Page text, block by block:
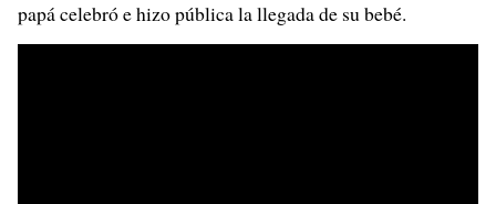
papá celebró e hizo pública la llegada de su bebé.